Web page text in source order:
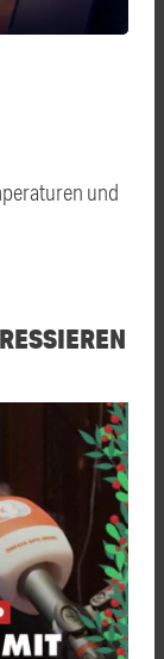
und